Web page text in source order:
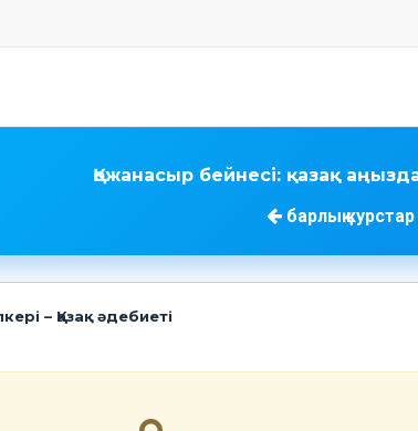
Қожанасыр бейнесі: қазақ
барлық курстар
– Қазақ әдебиеті